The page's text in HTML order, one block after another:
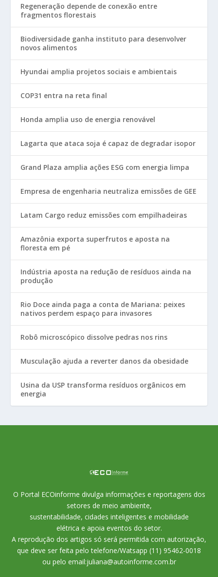
Regeneração depende de conexão entre
fragmentos florestais
Biodiversidade ganha instituto para desenvolver
novos alimentos
Hyundai amplia projetos sociais e ambientais
COP31 entra na reta final
Honda amplia uso de energia renovável
Lagarta que ataca soja é capaz de degradar isopor
Grand Plaza amplia ações ESG com energia limpa
Empresa de engenharia neutraliza emissões de GEE
Latam Cargo reduz emissões com empilhadeiras
Amazônia exporta superfrutos e aposta na
floresta em pé
Indústria aposta na redução de resíduos ainda na
produção
Rio Doce ainda paga a conta de Mariana: peixes
nativos perdem espaço para invasores
Robô microscópico dissolve pedras nos rins
Musculação ajuda a reverter danos da obesidade
Usina da USP transforma resíduos orgânicos em
energia
O Portal ECOinforme divulga informações e reportagens dos
setores de meio ambiente,
sustentabilidade, cidades inteligentes e mobilidade
elétrica e apoia eventos do setor.
A reprodução dos artigos só será permitida com autorização,
que deve ser feita pelo telefone/Watsapp (11) 95462-0018
ou pelo email:juliana@autoinforme.com.br